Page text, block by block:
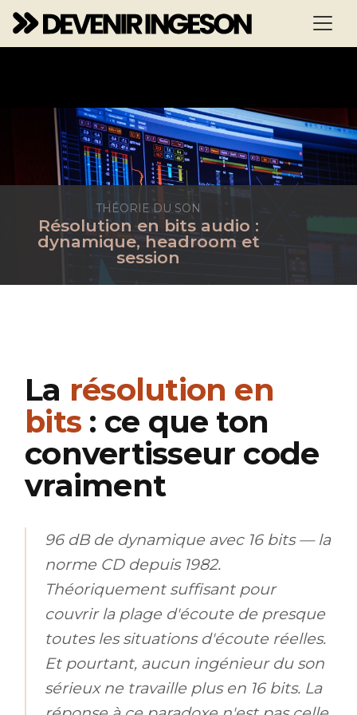
THÉORIE DU SON
Résolution en bits audio :
dynamique, headroom et
session
La résolution en
bits : ce que ton
convertisseur code
vraiment
96 dB de dynamique avec 16 bits — la
norme CD depuis 1982.
Théoriquement suffisant pour
couvrir la plage d'écoute de presque
toutes les situations d'écoute réelles.
Et pourtant, aucun ingénieur du son
sérieux ne travaille plus en 16 bits. La